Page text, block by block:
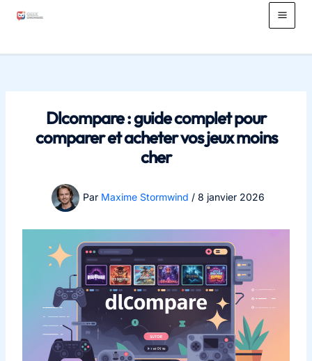
Main
Dlcompare : guide complet pour
comparer et acheter vos jeux moins
cher
Par Maxime Stormwind / 8 janvier 2026